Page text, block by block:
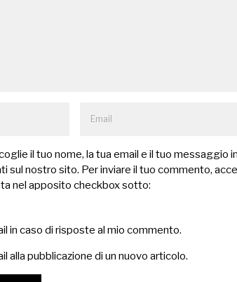
il tuo nome, la tua email e il tuo messaggio
sul nostro sito. Per inviare il tuo commento,
nel apposito checkbox sotto:
in caso di risposte al mio commento.
alla pubblicazione di un nuovo articolo.